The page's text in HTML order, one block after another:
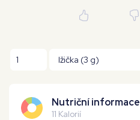
Nutriční informace
11 Kalorií